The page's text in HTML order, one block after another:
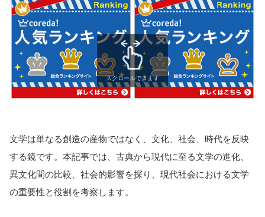
スクロールできます
文学は単なる創造の産物ではなく、文化、社会、時代を反映
する鏡です。本記事では、古典から現代に至る文学の進化、
異文化間の比較、社会的影響を探り、現代社会における文学
の重要性と役割を考察します。